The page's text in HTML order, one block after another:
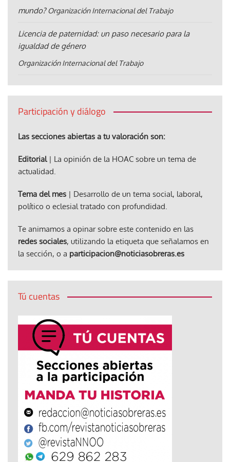
mundo? Organización Internacional del Trabajo
Licencia de paternidad: un paso necesario para la
igualdad de género
Organización Internacional del Trabajo
Participación y diálogo
Las secciones abiertas a tu valoración son:
Editorial| La opinión de la HOAC sobre un tema de
actualidad.
Tema del mes | Desarrollo de un tema social, laboral,
político o eclesial tratado con profundidad.
Te animamos a opinar sobre este contenido en las
redes sociales, utilizando la etiqueta que señalamos en
la sección, o a participacion@noticiasobreras.es
Tú cuentas